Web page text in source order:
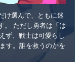
け選んで、ともに迷
。 ただし勇者は「は
ず、戦士は可愛らし
す。誰を救うのかを